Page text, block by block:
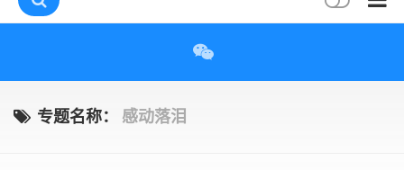
互动
专题名称： 感动落泪